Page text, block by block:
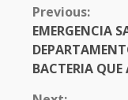
CONTINUE
READING
Previous:
EMERGENCIA
BACTERIA